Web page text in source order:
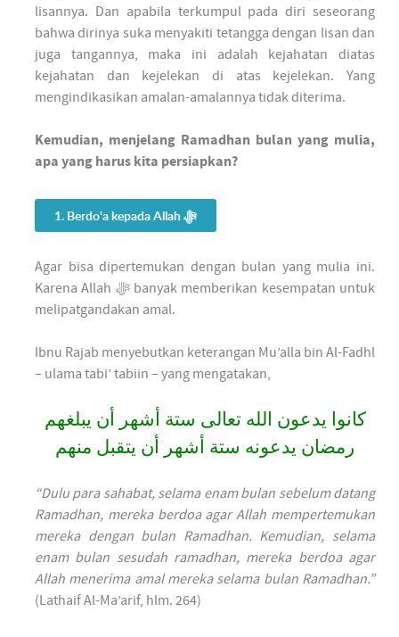
lisannya. Dan apabila terkumpul pada diri seseorang
bahwa dirinya suka menyakiti tetangga dengan lisan dan
juga tangannya, maka ini adalah kejahatan diatas
kejahatan dan kejelekan di atas kejelekan. Yang
mengindikasikan amalan-amalannya tidak diterima.
Kemudian, menjelang Ramadhan bulan yang mulia,
apa yang harus kita persiapkan?
1. Berdo'a kepada Allah ﷻ
Agar bisa dipertemukan dengan bulan yang mulia ini.
Karena Allah ﷻ banyak memberikan kesempatan untuk
melipatgandakan amal.
Ibnu Rajab menyebutkan keterangan Mu’alla bin Al-Fadhl
– ulama tabi’ tabiin – yang mengatakan,
كانوا يدعون الله تعالى ستة أشهر أن يبلغهم
رمضان يدعونه ستة أشهر أن يتقبل منهم
“Dulu para sahabat, selama enam bulan sebelum datang
Ramadhan, mereka berdoa agar Allah mempertemukan
mereka dengan bulan Ramadhan. Kemudian, selama
enam bulan sesudah ramadhan, mereka berdoa agar
Allah menerima amal mereka selama bulan Ramadhan.”
(Lathaif Al-Ma’arif, hlm. 264)